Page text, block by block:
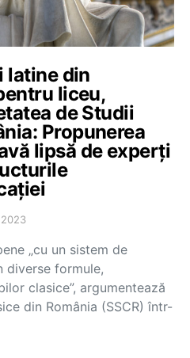
latine din
liceu,
de Studii
Propunerea
lipsă de experți
2023
„cu un sistem de
diverse formule,
clasice”, argumentează
din România (SSCR) într-